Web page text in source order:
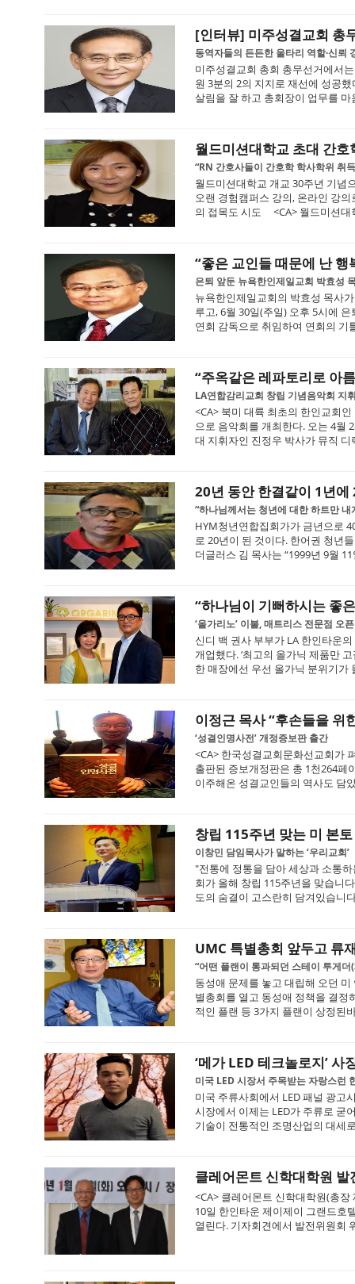
[인터뷰] 미주성결교회 총
동역자들의 든든한 울타리 역할·신뢰
미주성결교회 총회 총무선거에서
원 3분의 2의 지지로 재선에 성공
살림을 잘 하고 총회장이 업무를
월드미션대학교 초대 간
“RN 간호사들이 간호학 학사학위 취
월드미션대학교 개교 30주년 기념
오랜 경험캠퍼스 강의, 온라인 강
의 접목도 시도 <CA> 월드미션대
“좋은 교인들 때문에 난
은퇴 앞둔 뉴욕한인제일교회 박효성
뉴욕한인제일교회의 박효성 목사
루고, 6월 30일(주일) 오후 5시에
연회 감독으로 취임하여 연회의 기
“주옥같은 레파토리로 아
LA연합감리교회 창립 기념음악회 지
<CA> 북미 대륙 최초의 한인교회
으로 음악회를 개최한다. 오는 4월
대 지휘자인 진정우 박사가 뮤직 디
20년 동안 한결같이 1년
“하나님께서는 청년에 대한 하트만 내
HYM청년연합집회가가 금년으로
로 20년이 된 것이다. 한어권 청년
더글러스 김 목사는 “1999년 9월
“하나님이 기뻐하시는 좋
‘올가리노’ 이불, 매트리스 전문점 오
신디 백 권사 부부가 LA 한인타운
개업했다. ‘최고의 올가닉 제품만
한 매장에선 우선 올가닉 분위기가
이정근 목사 “후손들을 위
‘성결인명사전’ 개정증보판 출간
<CA> 한국성결교회문화선교회가
출판된 증보개정판은 총 1천264페
이주해온 성결교인들의 역사도 담
창립 115주년 맞는 미 본
이창민 담임목사가 말하는 ‘우리교회’
"전통에 정통을 담아 세상과 소통
회가 올해 창립 115주년을 맞습니
도의 숨결이 고스란히 담겨있습니
UMC 특별총회 앞두고 류
“어떤 플랜이 통과되던 스테이 투게
동성애 문제를 놓고 대립해 오던
별총회를 열고 동성애 정책을 결정
적인 플랜 등 3가지 플랜이 상정된
‘메가 LED 테크놀로지’ 사
미국 LED 시장서 주목받는 자랑스런
미국 주류사회에서 LED 패널 광고
시장에서 이제는 LED가 주류로 굳
기술이 전통적인 조명산업의 대세
클레어몬트 신학대학원
<CA> 클레어몬트 신학대학원(총
10일 한인타운 제이제이 그랜드호
열린다. 기자회견에서 발전위원회